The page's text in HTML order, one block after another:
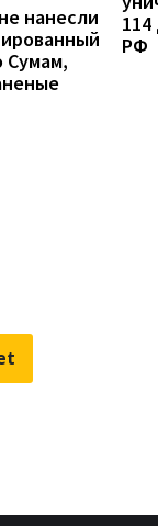
нанесли
Сумам,
РФ